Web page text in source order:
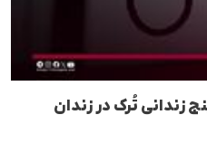
زندانی تُرک در زندان